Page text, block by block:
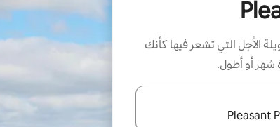
الأجل التي تشعر فيها كأنك
أو أطول.
باستخدام السهمين لأعلى ولأسفل أو استكشف عن طريق اللمس أو السحب.